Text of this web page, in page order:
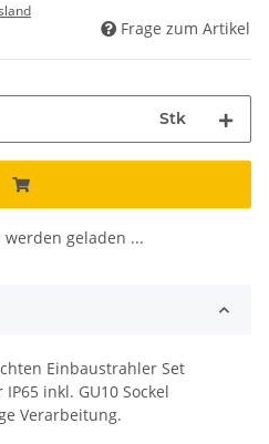
Frage zum Artikel
Stk
geladen ...
Einbaustrahler Set
inkl. GU10 Sockel
Verarbeitung.